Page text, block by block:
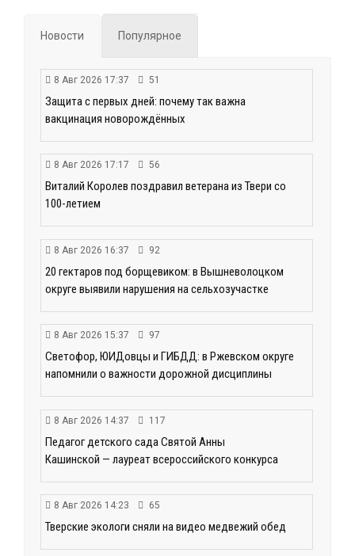
Новости Популярное
8 Авг 2026 17:37 51
Защита с первых дней: почему так важна
вакцинация новорождённых
8 Авг 2026 17:17 56
Виталий Королев поздравил ветерана из Твери со
100-летием
8 Авг 2026 16:37 92
20 гектаров под борщевиком: в Вышневолоцком
округе выявили нарушения на сельхозучастке
8 Авг 2026 15:37 97
Светофор, ЮИДовцы и ГИБДД: в Ржевском округе
напомнили о важности дорожной дисциплины
8 Авг 2026 14:37 117
Педагог детского сада Святой Анны
Кашинской — лауреат всероссийского конкурса
8 Авг 2026 14:23 65
Тверские экологи сняли на видео медвежий обед